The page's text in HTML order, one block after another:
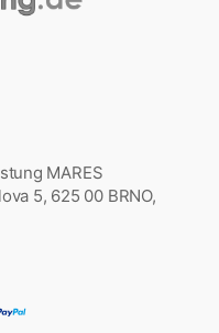
MARES
5, 625 00 BRNO,